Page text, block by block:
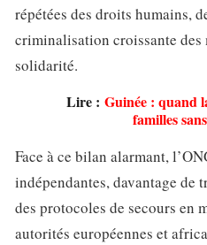
répétées des droits humains,
criminalisation croissante des
solidarité.
Lire : Guinée : quand
familles
Face à ce bilan alarmant,
indépendantes, davantage de
des protocoles de secours en
autorités européennes et